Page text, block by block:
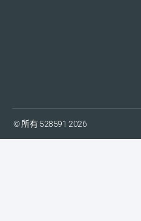
© 所有 528591 2026